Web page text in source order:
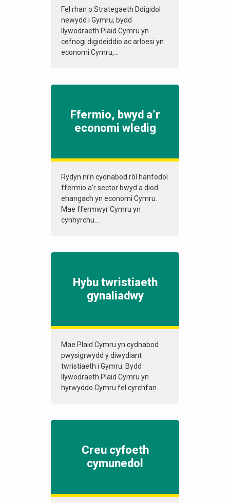
Fel rhan o Strategaeth Ddigidol
newydd i Gymru, bydd
llywodraeth Plaid Cymru yn
cefnogi digideiddio ac arloesi yn
economi Cymru,...
Ffermio, bwyd a’r
economi wledig
Rydyn ni’n cydnabod rôl hanfodol
ffermio a’r sector bwyd a diod
ehangach yn economi Cymru.
Mae ffermwyr Cymru yn
cynhyrchu...
Hybu twristiaeth
gynaliadwy
Mae Plaid Cymru yn cydnabod
pwysigrwydd y diwydiant
twristiaeth i Gymru. Bydd
llywodraeth Plaid Cymru yn
hyrwyddo Cymru fel cyrchfan...
Creu cyfoeth
cymunedol